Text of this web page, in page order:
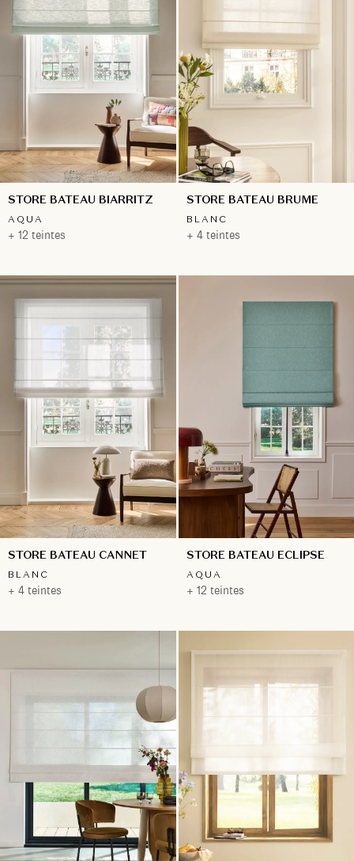
STORE BATEAU BIARRITZ
AQUA
+ 12 teintes
STORE BATEAU BRUME
BLANC
+ 4 teintes
STORE BATEAU CANNET
BLANC
+ 4 teintes
STORE BATEAU ECLIPSE
AQUA
+ 12 teintes